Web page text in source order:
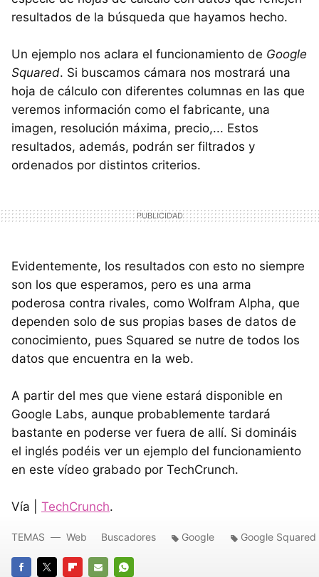
resultados de la búsqueda que hayamos hecho.
Un ejemplo nos aclara el funcionamiento de Google
Squared. Si buscamos cámara nos mostrará una
hoja de cálculo con diferentes columnas en las que
veremos información como el fabricante, una
imagen, resolución máxima, precio,... Estos
resultados, además, podrán ser filtrados y
ordenados por distintos criterios.
Evidentemente, los resultados con esto no siempre
son los que esperamos, pero es una arma
poderosa contra rivales, como Wolfram Alpha, que
dependen solo de sus propias bases de datos de
conocimiento, pues Squared se nutre de todos los
datos que encuentra en la web.
A partir del mes que viene estará disponible en
Google Labs, aunque probablemente tardará
bastante en poderse ver fuera de allí. Si domináis
el inglés podéis ver un ejemplo del funcionamiento
en este vídeo grabado por TechCrunch.
Vía | TechCrunch.
TEMAS Web Buscadores Google Google Squared